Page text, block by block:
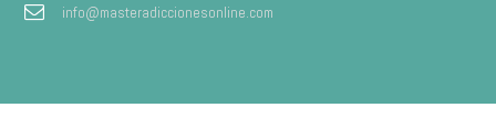
info@masteradiccionesonline.com